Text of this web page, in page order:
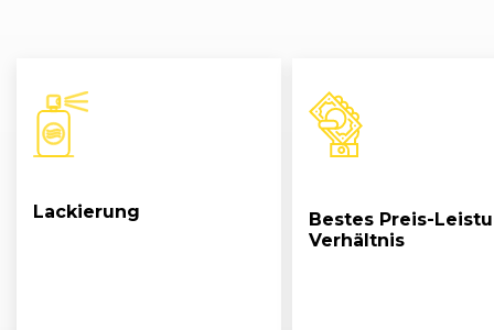
Audi A3 (8P) Sportback (09/04 - 04/08)
Audi A3 (8P) Sportback (09/04 - 04/08)
Audi
A3 (8P) Sportback (09/04 - 04/08)
Lackierung
Bestes Preis-
Verhältnis